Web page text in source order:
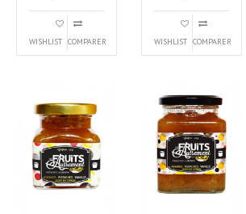
WISHLIST COMPARER WISHLIST COMPARER